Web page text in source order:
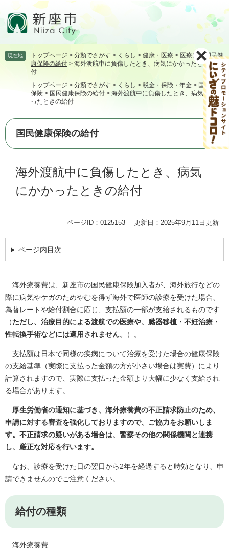
頭飛
へ
現在地 トップページ > 分類でさがす > くらし > 健康・医療 > 医療費>国民健
康保険の給付 > 海外渡航中に負傷したとき、病気にかかったときの給
付
トップページ > 分類でさがす > くらし > 税金・保険・年金 > 国民健康
保険 > 国民健康保険の給付 > 海外渡航中に負傷したとき、病気にかか
ったときの給付
国民健康保険の給付
海外渡航中に負傷したとき、病気
にかかったときの給付
ページID：0125153 更新日：2025年9月11日更新
ページ内目次
海外療養費は、新座市の国民健康保険加入者が、海外旅行などの
際に病気やケガのためやむを得ず海外で医師の診療を受けた場合、
為替レートや給付割合に応じ、支払額の一部が支給されるものです
（ただし、治療目的による渡航での医療や、臓器移植・不妊治療・
性転換手術などには適用されません。
）。
支払額は日本で同様の疾病について治療を受けた場合の健康保険
の支給基準（実際に支払った金額の方が小さい場合は実費）により
計算されますので、実際に支払った金額より大幅に少なく支給され
る場合があります。
厚生労働省の通知に基づき、海外療養費の不正請求防止のため、
申請に対する審査を強化しておりますので、ご協力をお願いしま
す。不正請求の疑いがある場合は、警察その他の関係機関と連携
し、厳正な対応を行います。
なお、診療を受けた日の翌日から2年を経過すると時効となり、申
請できませんのでご注意ください。
給付の種類
海外療養費